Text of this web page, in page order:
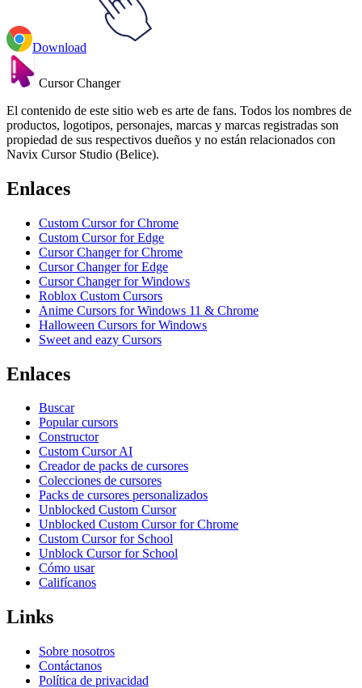
Download
Cursor Changer
El contenido de este sitio web es arte de fans. Todos los nombres de
productos, logotipos, personajes, marcas y marcas registradas son
propiedad de sus respectivos dueños y no están relacionados con
Navix Cursor Studio (Belice).
Enlaces
Custom Cursor for Chrome
Custom Cursor for Edge
Cursor Changer for Chrome
Cursor Changer for Edge
Cursor Changer for Windows
Roblox Custom Cursors
Anime Cursors for Windows 11 & Chrome
Halloween Cursors for Windows
Sweet and eazy Cursors
Enlaces
Buscar
Popular cursors
Constructor
Custom Cursor AI
Creador de packs de cursores
Colecciones de cursores
Packs de cursores personalizados
Unblocked Custom Cursor
Unblocked Custom Cursor for Chrome
Custom Cursor for School
Unblock Cursor for School
Cómo usar
Califícanos
Links
Sobre nosotros
Contáctanos
Política de privacidad